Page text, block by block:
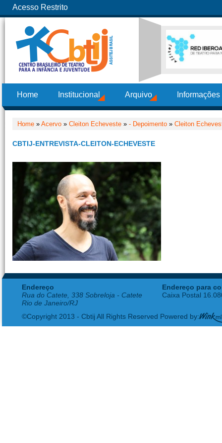
Acesso Restrito
Home Institucional Arquivo
Home » Acervo » Cleiton Echeveste » - Depoimento » Cleiton
CBTIJ-ENTREVISTA-CLEITON-ECHEVESTE
Endereço
Rua do Catete, 338 Sobreloja - Catete
Rio de Janeiro/RJ
Endereço para
Caixa Postal
©Copyright 2013 - Cbtij All Rights Reserved Powered by: